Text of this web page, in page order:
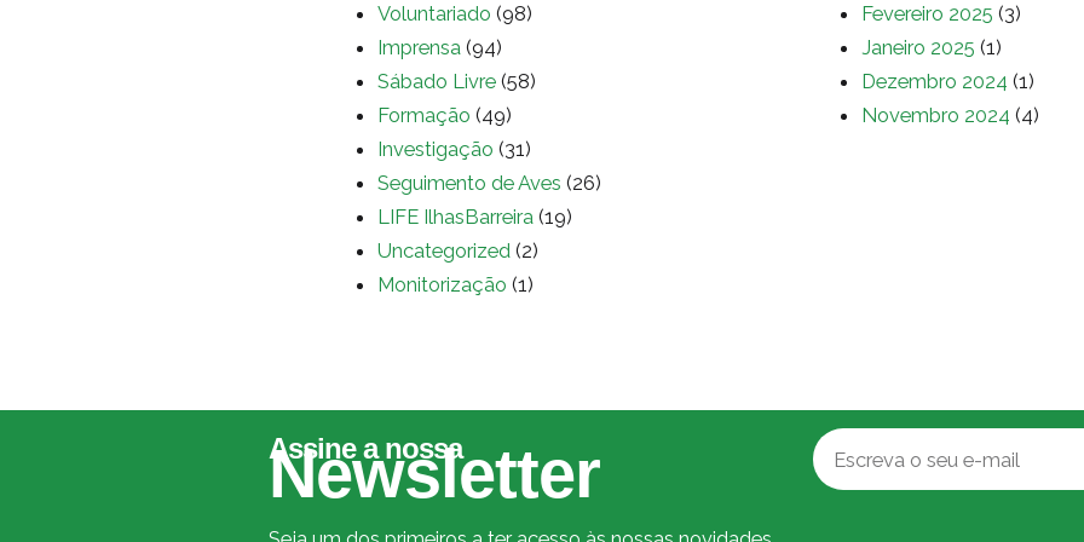
Voluntariado (98)
Imprensa (94)
Sábado Livre (58)
Formação (49)
Investigação (31)
Seguimento de Aves (26)
LIFE IlhasBarreira (19)
Uncategorized (2)
Monitorização (1)
Fevereiro 2025 (3)
Janeiro 2025 (1)
Dezembro 2024 (1)
Novembro 2024 (4)
Assine a nossa
Newsletter